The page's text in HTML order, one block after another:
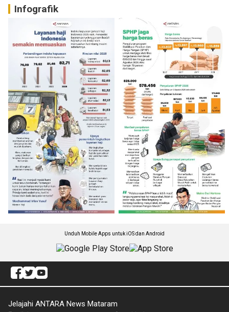
Infografik
Unduh Mobile Apps untuk iOS dan Android
Jelajahi ANTARA News Mataram